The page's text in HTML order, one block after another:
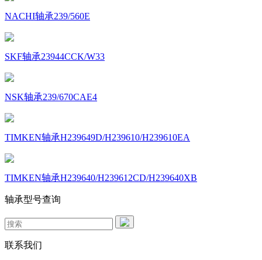
NACHI轴承239/560E
SKF轴承23944CCK/W33
NSK轴承239/670CAE4
TIMKEN轴承H239649D/H239610/H239610EA
TIMKEN轴承H239640/H239612CD/H239640XB
轴承型号查询
联系我们